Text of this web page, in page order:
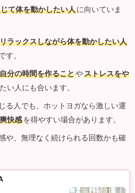
て体を動かしたい人に向いていま
リラックスしながら体を動かしたい人
す。
自分の時間を作ることやストレスをや
い人にも合います。
る人でも、ホットヨガなら激しい運
快感 を得やすい場合があります。
や、無理なく続けられる回数かも確